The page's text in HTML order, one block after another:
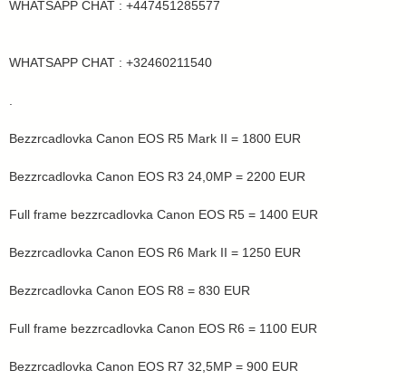
WHATSAPP CHAT : +447451285577
WHATSAPP CHAT : +32460211540
Bezzrcadlovka Canon EOS R5 Mark II = 1800 EUR
Bezzrcadlovka Canon EOS R3 24,0MP = 2200 EUR
Full frame bezzrcadlovka Canon EOS R5 = 1400 EUR
Bezzrcadlovka Canon EOS R6 Mark II = 1250 EUR
Bezzrcadlovka Canon EOS R8 = 830 EUR
Full frame bezzrcadlovka Canon EOS R6 = 1100 EUR
Bezzrcadlovka Canon EOS R7 32,5MP = 900 EUR